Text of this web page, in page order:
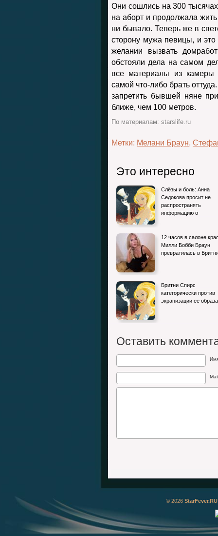
Они сошлись на 300
на аборт и продолжала
ни бывало. Теперь же в
сторону мужа певицы, и
желании вызвать
обстояли дела на самом
все материалы из камеры
самой что-либо брать
запретить бывшей няне
ближе, чем 100 метров.
По материалам: starslife.ru
Метки: Мелани Браун,
Это интересно
Слёзы и боль: Анна
Седокова просит не
распространять
информацию о
12 часов в салоне
Милли Бобби Браун
превратилась в
Бритни Спирс
категорически против
экранизации ее
Оставить
© 2026 StarFever.RU